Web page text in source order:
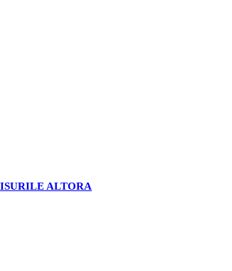
ALTORA